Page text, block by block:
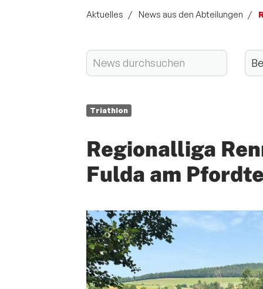
Aktuelles News aus den Abteilungen
Triathlon
Regionalliga
Fulda am
Quicklinks